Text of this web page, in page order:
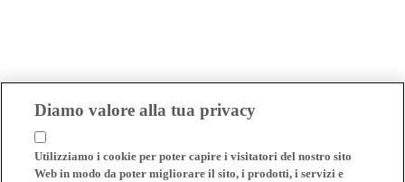
Diamo valore alla tua privacy
Utilizziamo i cookie per poter capire i visitatori del nostro sito
Web in modo da poter migliorare il sito, i prodotti, i servizi e